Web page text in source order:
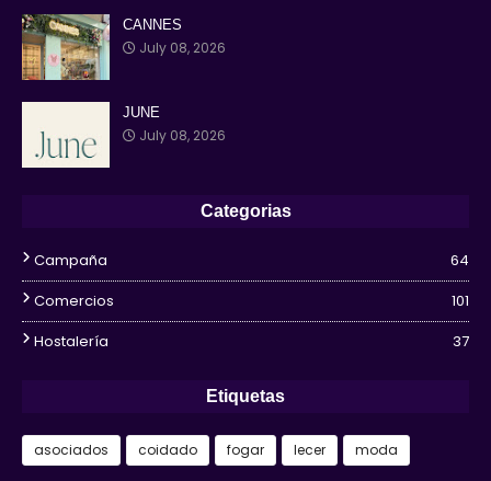
CANNES
July 08, 2026
JUNE
July 08, 2026
Categorias
Campaña
64
Comercios
101
Hostalería
37
Etiquetas
asociados coidado fogar lecer moda